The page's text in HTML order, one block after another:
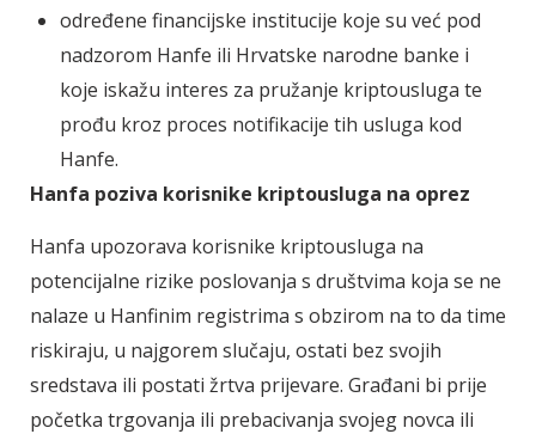
određene financijske institucije koje su već pod
nadzorom Hanfe ili Hrvatske narodne banke i
koje iskažu interes za pružanje kriptousluga te
prođu kroz proces notifikacije tih usluga kod
Hanfe.
Hanfa poziva korisnike kriptousluga na oprez
Hanfa upozorava korisnike kriptousluga na
potencijalne rizike poslovanja s društvima koja se ne
nalaze u Hanfinim registrima s obzirom na to da time
riskiraju, u najgorem slučaju, ostati bez svojih
sredstava ili postati žrtva prijevare. Građani bi prije
početka trgovanja ili prebacivanja svojeg novca ili